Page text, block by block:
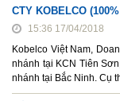
CTY KOBELCO
15:36 17/04/2018
Kobelco Việt Nam,
nhánh tại KCN Tiên
nhánh tại Bắc Ninh. Cụ